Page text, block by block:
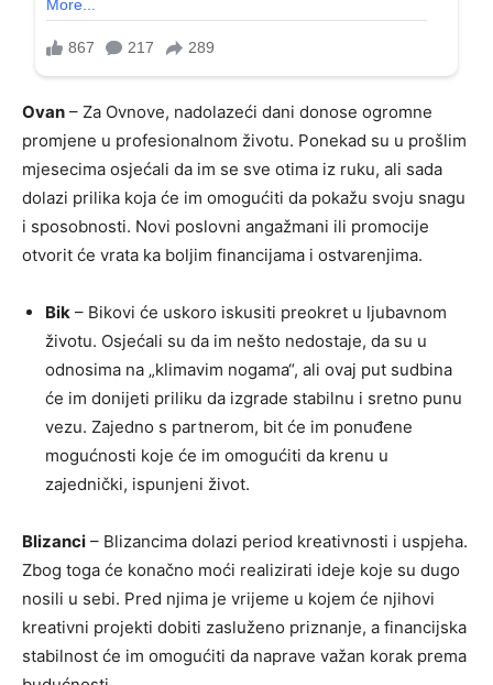
Ovan – Za Ovnove, nadolazeći dani donose ogromne
promjene u profesionalnom životu. Ponekad su u prošlim
mjesecima osjećali da im se sve otima iz ruku, ali sada
dolazi prilika koja će im omogućiti da pokažu svoju snagu
i sposobnosti. Novi poslovni angažmani ili promocije
otvorit će vrata ka boljim financijama i ostvarenjima.
Bik – Bikovi će uskoro iskusiti preokret u ljubavnom
životu. Osjećali su da im nešto nedostaje, da su u
odnosima na „klimavim nogama“, ali ovaj put sudbina
će im donijeti priliku da izgrade stabilnu i sretno punu
vezu. Zajedno s partnerom, bit će im ponuđene
mogućnosti koje će im omogućiti da krenu u
zajednički, ispunjeni život.
Blizanci – Blizancima dolazi period kreativnosti i uspjeha.
Zbog toga će konačno moći realizirati ideje koje su dugo
nosili u sebi. Pred njima je vrijeme u kojem će njihovi
kreativni projekti dobiti zasluženo priznanje, a financijska
stabilnost će im omogućiti da naprave važan korak prema